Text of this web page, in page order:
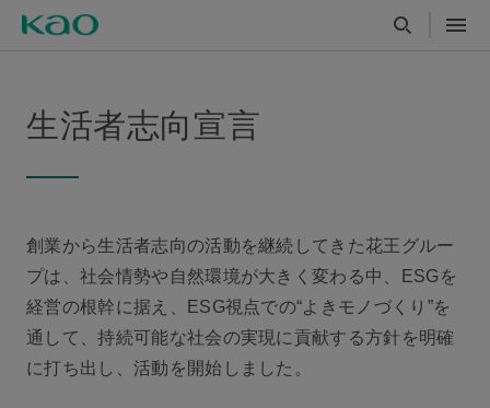
生活者志向宣言
創業から生活者志向の活動を継続してきた花王グルー
プは、社会情勢や自然環境が大きく変わる中、ESGを
経営の根幹に据え、ESG視点での“よきモノづくり”を
通して、持続可能な社会の実現に貢献する方針を明確
に打ち出し、活動を開始しました。